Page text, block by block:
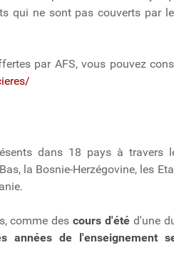
qui ne sont pas couverts par
par AFS, vous pouvez
dans 18 pays à travers
la Bosnie-Herzégovine, les
comme descours d'été d'une
années de l'enseignement